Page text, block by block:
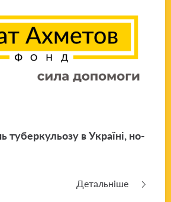
ту­бер­ку­льо­зу в Укра­ї­ні, но­
Детальніше